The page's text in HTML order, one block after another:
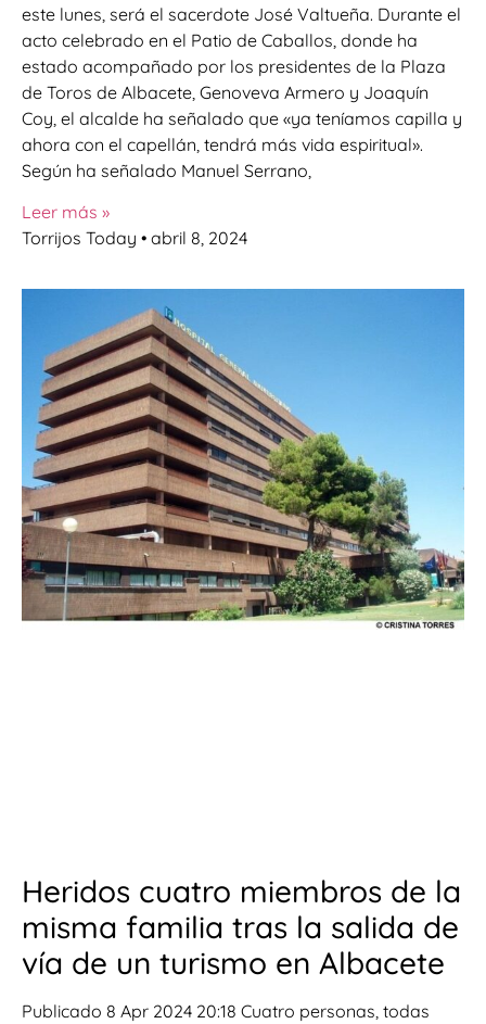
este lunes, será el sacerdote José Valtueña. Durante el
acto celebrado en el Patio de Caballos, donde ha
estado acompañado por los presidentes de la Plaza
de Toros de Albacete, Genoveva Armero y Joaquín
Coy, el alcalde ha señalado que «ya teníamos capilla y
ahora con el capellán, tendrá más vida espiritual».
Según ha señalado Manuel Serrano,
Leer más »
Torrijos Today
abril 8, 2024
Heridos cuatro miembros de la
misma familia tras la salida de
vía de un turismo en Albacete
Publicado 8 Apr 2024 20:18 Cuatro personas, todas